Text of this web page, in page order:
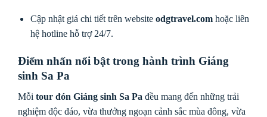
Cập nhật giá chi tiết trên website odgtravel.comhoặc liên
hệ hotline hỗ trợ 24/7.
Điểm nhấn nổi bật trong hành trình Giáng
sinh Sa Pa
Mỗi tour đón Giáng sinh Sa Pa đều mang đến những trải
nghiệm độc đáo, vừa thưởng ngoạn cảnh sắc mùa đông, vừa